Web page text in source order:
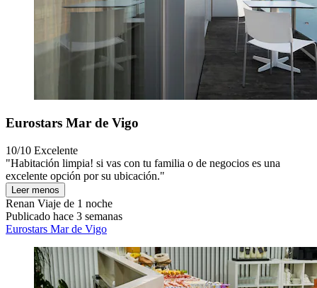
Eurostars Mar de Vigo
10/10 Excelente
"Habitación limpia! si vas con tu familia o de negocios es una
excelente opción por su ubicación."
Leer menos
Renan Viaje de 1 noche
Publicado hace 3 semanas
Eurostars Mar de Vigo